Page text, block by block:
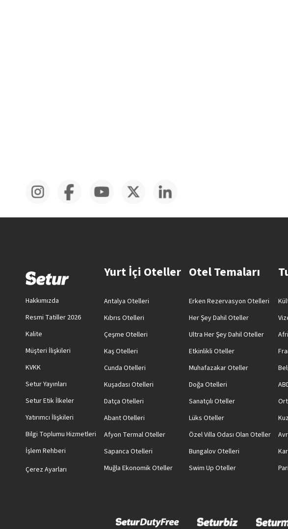
Hakkımızda
Resmi Tatiller 2026
Kalite
Müşteri İlişkileri
KVKK
Setur Yayınları
Setur Etik İlkeler
Yatırımcı İlişkileri
Bilgi Toplumu Hizmetleri
İşlem Rehberi
Çerez Ayarları
Yurt İçi Oteller
Antalya Otelleri
Kıbrıs Otelleri
Çeşme Otelleri
Kaş Otelleri
Cunda Otelleri
Kuşadası Otelleri
Datça Otelleri
Abant Otelleri
Afyon Termal Oteller
Sapanca Otelleri
Muğla Ekonomik Oteller
Otel Temaları
Erken Rezervasyon Otelleri
Her Şey Dahil Oteller
Ultra Her Şey Dahil Oteller
Etkinlikli Oteller
Muhafazakar Oteller
Doğa Otelleri
Sanatçılı Oteller
Lüks Oteller
Özel Villa Odası Olan Oteller
Bungalov Otelleri
Swim Up Oteller